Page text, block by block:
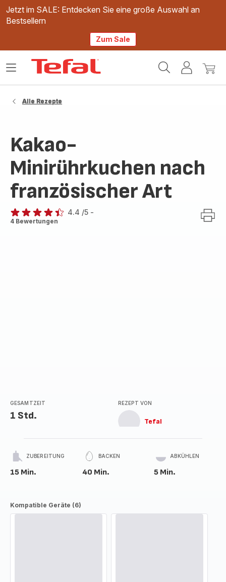
Jetzt im SALE: Entdecken Sie eine große Auswahl an
Bestsellern
Zum Sale
Mein
Mein
Das
Alle Rezepte
Kakao-
Minirührkuchen nach
französischer Art
ratings.4.4
4.4 /5 -
4 Bewertungen
GESAMTZEIT
1 Std.
REZEPT VON
Tefal
ZUBEREITUNG
15 Min.
BACKEN
40 Min.
ABKÜHLEN
5 Min.
Kompatible Geräte (6)